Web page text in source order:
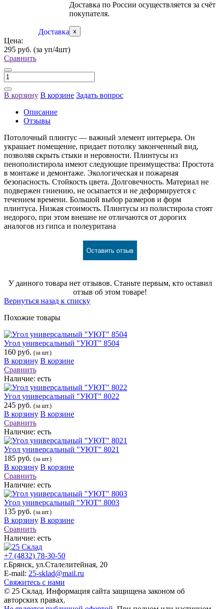
Доставка
Доставка по России осуществляется за счёт
покупателя.
x
Цена:
295 руб. (за уп/4шт)
Сравнить
В корзину В корзине Задать вопрос
Описание
Отзывы
Потолочный плинтус — важный элемент интерьера. Он
украшает помещение, придает потолку законченный вид,
позволяя скрыть стыки и неровности. Плинтусы из
пенополистирола имеют следующие преимущества: Простота
в монтаже и демонтаже. Экологическая и пожарная
безопасность. Стойкость цвета. Долговечность. Материал не
подвержен гниению, не осыпается и не деформируется с
течением времени. Большой выбор размеров и форм
плинтуса. Низкая стоимость. Плинтусы из полистирола стоят
недорого, при этом внешне не отличаются от дорогих
аналогов из гипса и полеуритана
Оставить отзыв
У данного товара нет отзывов. Станьте первым, кто оставил
отзыв об этом товаре!
Вернуться назад к списку
Похожие товары
Угол универсальный "УЮТ" 8504
160 руб. (за шт.)
В корзину В корзине
Сравнить
Наличие: есть
Угол универсальный "УЮТ" 8022
245 руб. (за шт.)
В корзину В корзине
Сравнить
Наличие: есть
Угол универсальный "УЮТ" 8021
185 руб. (за шт.)
В корзину В корзине
Сравнить
Наличие: есть
Угол универсальный "УЮТ" 8003
135 руб. (за шт.)
В корзину В корзине
Сравнить
Наличие: есть
+7 (4832) 78-30-50
г.Брянск, ул.Сталелитейная, 20
E-mail: 25-sklad@mail.ru
Свяжитесь с нами
© 25 Склад. Информация сайта защищена законом об
авторских правах.